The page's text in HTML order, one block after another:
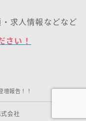
求人情報などなど
さい！
壇報告！！
会社